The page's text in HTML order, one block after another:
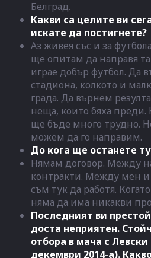
Белград.
Какви са целите ви
искате да постигнете?
Аз живея със и за
ще опитам да направя
играе добър футбол. Да
стадиона, колкото и
града. Да върнем
неща, които бяха преди.
ще бъде много трудно.
можем да го направим.
До кога ще останете
Нямам договор. Между
контракти. Между мен и
съм тук да работя.
няма да има никакви
Последният ви
доста неприятен.
отбора в мача с Левски
декември 2014-а).